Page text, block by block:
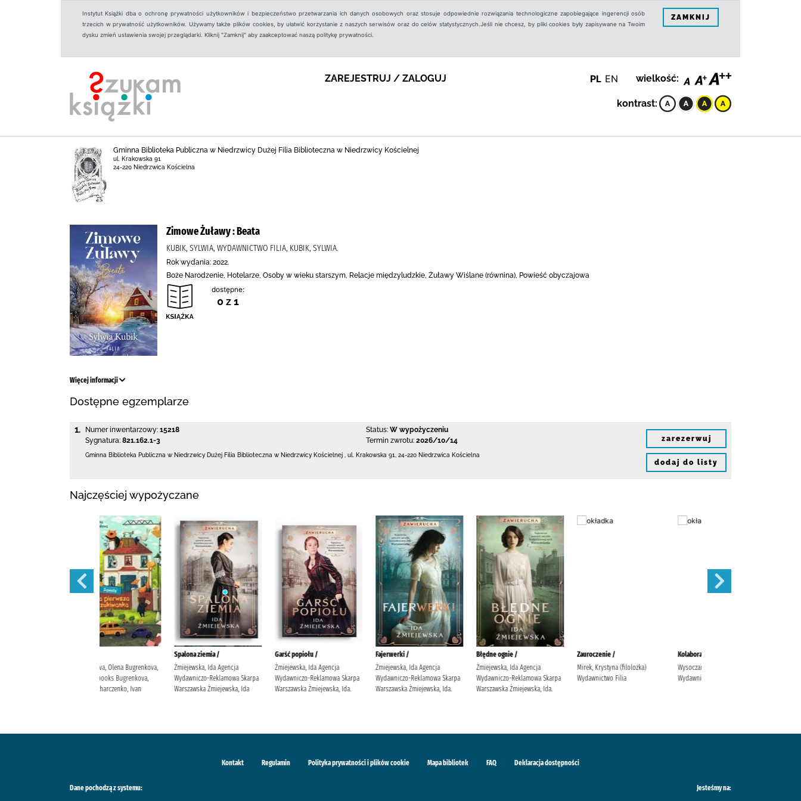
Instytut Książki dba o ochronę prywatności użytkowników i bezpieczeństwo przetwarzania ich danych osobowych oraz stosuje odpowiednie rozwiązania technologiczne zapobiegające ingerencji osób
trzecich w prywatność użytkowników. Używamy także plików cookies, by ułatwić korzystanie z naszych serwisów oraz do celów statystycznych.Jeśli nie chcesz, by pliki cookies były zapisywane na Twoim
dysku zmień ustawienia swojej przeglądarki. Kliknij "Zamknij" aby zaakceptować naszą politykę prywatności.
ZAMKNIJ
ZAREJESTRUJ / ZALOGUJ PL EN wielkość:
kontrast:
Gminna Biblioteka Publiczna w Niedrzwicy Dużej Filia Biblioteczna w Niedrzwicy Kościelnej
ul. Krakowska 91
24-220 Niedrzwica Kościelna
Zimowe Żuławy : Beata
KUBIK, SYLWIA, WYDAWNICTWO FILIA, KUBIK, SYLWIA.
Rok wydania: 2022.
Boże Narodzenie, Hotelarze, Osoby w wieku starszym, Relacje międzyludzkie, Żuławy Wiślane (równina), Powieść obyczajowa
dostępne:
0 z 1
Więcej informacji
Dostępne egzemplarze
1. Numer inwentarzowy: 15218
Sygnatura: 821.162.1-3
Status: W wypożyczeniu
Termin zwrotu: 2026/10/14
Gminna Biblioteka Publiczna w Niedrzwicy Dużej Filia Biblioteczna w Niedrzwicy Kościelnej ul. Krakowska 91 24-220 Niedrzwica Kościelna
zarezerwuj
dodaj do listy
Najczęściej wypożyczane
Mirek, Krystyna (filolożka)
Wydawnictwo Filia
Kolaborantka /
Wysoczańska, Barbara (1980- )
Wydawnictwo Filia
Koniec /
Kaszubowska, Daria (1988- )
Wydawnictwo Flow (Chorzów)
Kaszubowska, Daria (1988- ).
Witkiewicz, Magdalena (1976-).
Pracownia dobrych myśli
Magdalena Witkiewicz
Sobota /
Amores, Eva Cosgrove, Matt
Wydawnictwo "Nasza
Księgarnia" Amores, Eva Mazan,
Wiatr od morza :
Witkiewicz, Magdalena
Kontakt Regulamin Polityka prywatności i plików cookie Mapa bibliotek FAQ Deklaracja dostępności
Dane pochodzą z systemu: Jesteśmy na: